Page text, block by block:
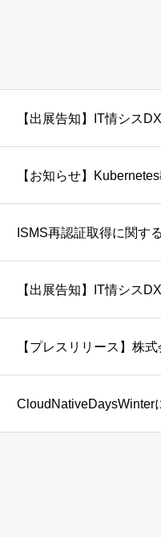
【出展告知】IT情シス
【お知らせ】
ISMS再認証取得に関す
【出展告知】IT情シス
【プレスリリース】株
CloudNativeDaysWinter